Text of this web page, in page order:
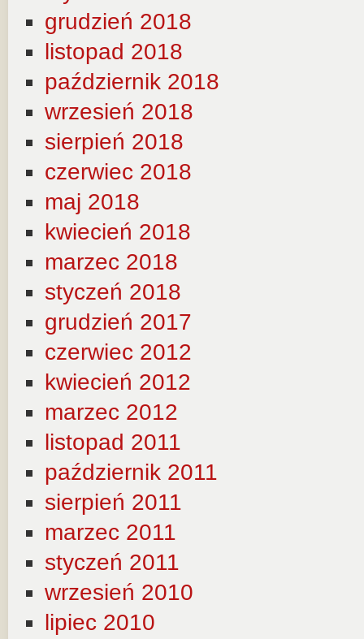
grudzień 2018
listopad 2018
październik 2018
wrzesień 2018
sierpień 2018
czerwiec 2018
maj 2018
kwiecień 2018
marzec 2018
styczeń 2018
grudzień 2017
czerwiec 2012
kwiecień 2012
marzec 2012
listopad 2011
październik 2011
sierpień 2011
marzec 2011
styczeń 2011
wrzesień 2010
lipiec 2010